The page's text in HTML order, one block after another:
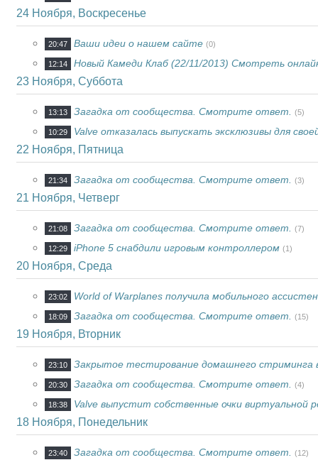
24 Ноября, Воскресенье
20:47 Ваши идеи о нашем сайте (0)
12:14 Новый Камеди Клаб (22/11/2013) Смотреть
23 Ноября, Суббота
13:13 Загадка от сообщества. Смотрите ответ. (5)
10:29 Valve отказалась выпускать эксклюзивы для
22 Ноября, Пятница
21:34 Загадка от сообщества. Смотрите ответ. (3)
21 Ноября, Четверг
21:08 Загадка от сообщества. Смотрите ответ. (7)
12:29 iPhone 5 снабдили игровым контроллером (1)
20 Ноября, Среда
23:02 World of Warplanes получила мобильного
18:09 Загадка от сообщества. Смотрите ответ. (15)
19 Ноября, Вторник
23:10 Закрытое тестирование домашнего стриминга
20:30 Загадка от сообщества. Смотрите ответ. (4)
18:38 Valve выпустит собственные очки виртуальной
18 Ноября, Понедельник
23:40 Загадка от сообщества. Смотрите ответ. (12)